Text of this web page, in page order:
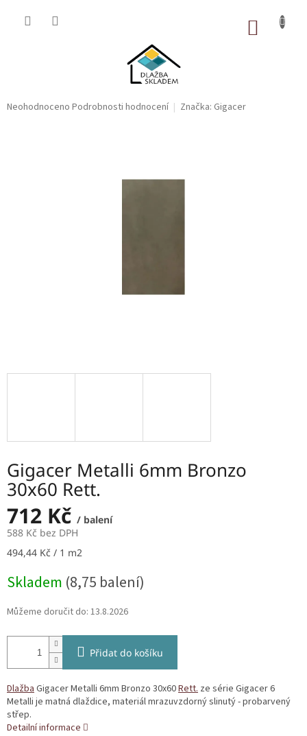
Průměrné
Neohodnoceno Podrobnosti hodnocení Značka: Gigacer
Gigacer Metalli 6mm Bronzo
30x60 Rett.
712 Kč / balení
588 Kč bez DPH
Měrná
494,44 Kč / 1 m2
Skladem (8,75 balení)
Můžeme doručit do: 13.8.2026
Přidat do košíku
DlažbaGigacer Metalli 6mm Bronzo 30x60Rett. ze série Gigacer 6
Metalli je matná dlaždice, materiál mrazuvzdorný slinutý - probarvený
střep.
Detailní informace